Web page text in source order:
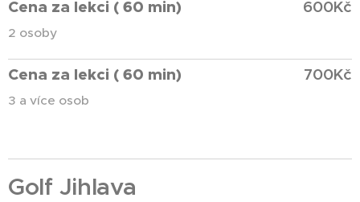
Cena za lekci ( 60 min)
2 osoby
600Kč
Cena za lekci ( 60 min)
3 a více osob
700Kč
Golf Jihlava